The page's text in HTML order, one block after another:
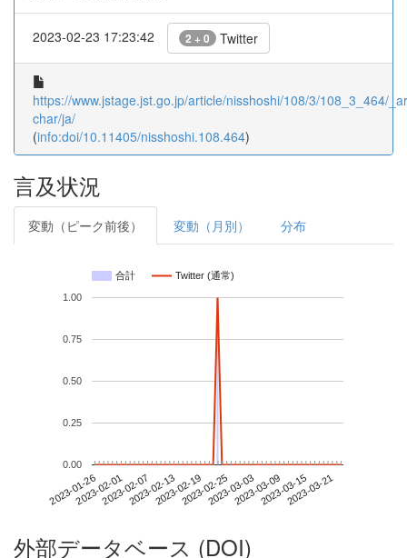
2023-02-23 17:23:42 2 + 0 Twitter
https://www.jstage.jst.go.jp/article/nisshoshi/108/3/108_3_464/
char/ja/
(info:doi/10.11405/nisshoshi.108.464)
言及状況
変動（ピーク前後） 変動（月別） 分布
合計 Twitter (通常)
2023-01-262023-02-012023-02-072023-02-132023-02-192023-02-252023-03-032023-03-092023-03-152023-03-21
0.00
0.25
0.50
0.75
1.00
外部データベース (DOI)